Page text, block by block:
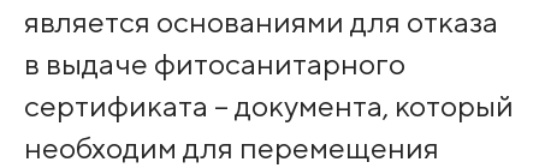
является основаниями для отказа
в выдаче фитосанитарного
сертификата – документа, который
необходим для перемещения